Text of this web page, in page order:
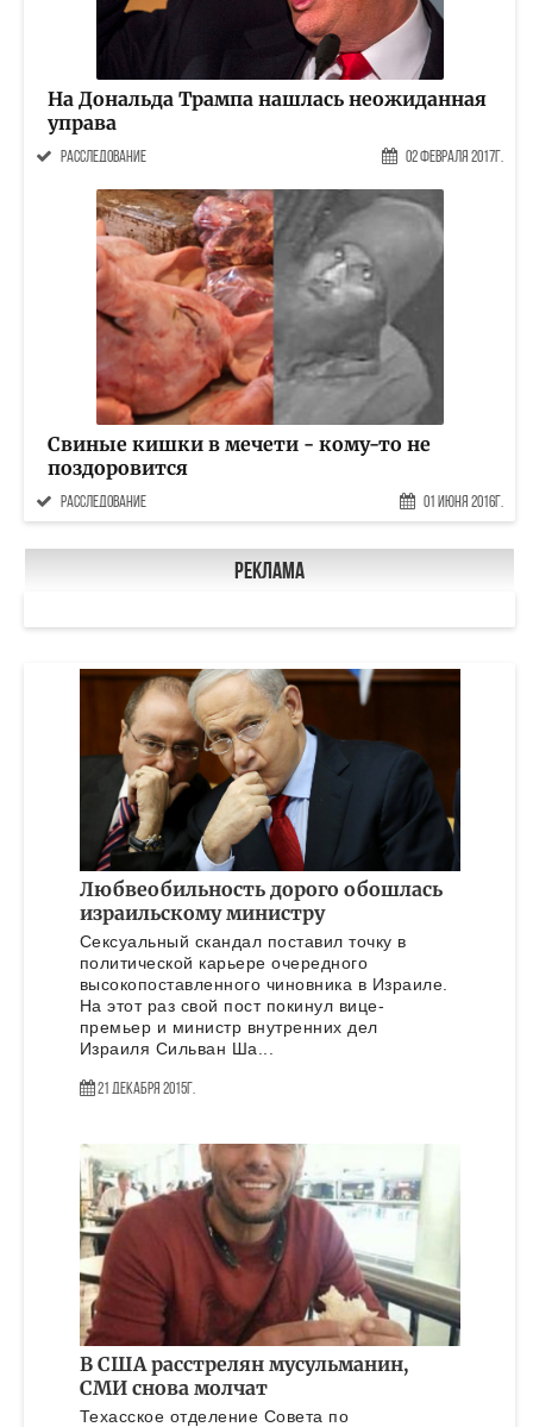
На Дональда Трампа нашлась неожиданная
управа
расследование 02 Февраля 2017г.
Свиные кишки в мечети - кому-то не
поздоровится
расследование 01 Июня 2016г.
Реклама
Любвеобильность дорого обошлась
израильскому министру
Сексуальный скандал поставил точку в
политической карьере очередного
высокопоставленного чиновника в Израиле.
На этот раз свой пост покинул вице-
премьер и министр внутренних дел
Израиля Сильван Ша...
21 Декабря 2015г.
В США расстрелян мусульманин,
СМИ снова молчат
Техасское отделение Совета по